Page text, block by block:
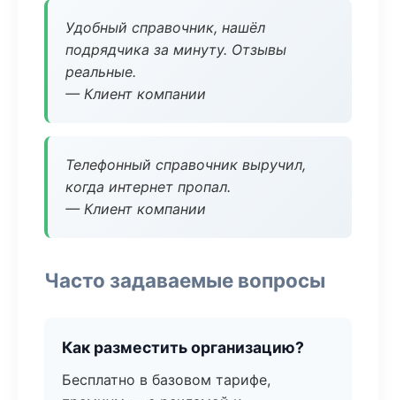
Удобный справочник, нашёл
подрядчика за минуту. Отзывы
реальные.
— Клиент компании
Телефонный справочник выручил,
когда интернет пропал.
— Клиент компании
Часто задаваемые вопросы
Как разместить организацию?
Бесплатно в базовом тарифе,